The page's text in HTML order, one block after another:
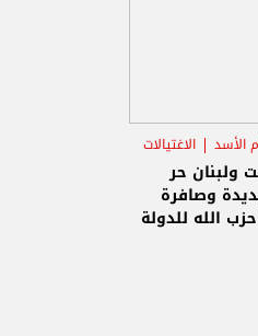
الأسد الاغتيالات
ولبنان حر
وصافرة
الله للدولة